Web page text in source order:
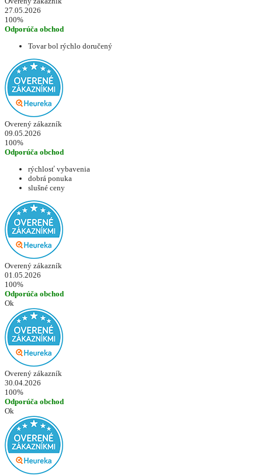
27.05.2026
100%
Odporúča obchod
Tovar bol rýchlo doručený
Overený zákazník
09.05.2026
100%
Odporúča obchod
rýchlosť vybavenia
dobrá ponuka
slušné ceny
Overený zákazník
01.05.2026
100%
Odporúča obchod
Ok
Overený zákazník
30.04.2026
100%
Odporúča obchod
Ok